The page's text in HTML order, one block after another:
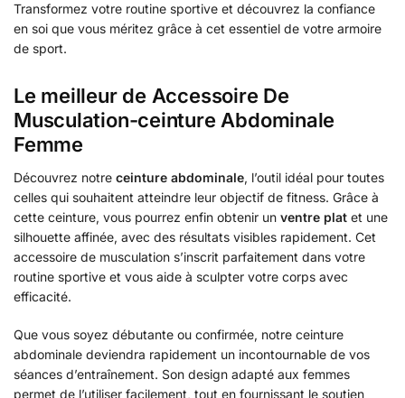
Transformez votre routine sportive et découvrez la confiance
en soi que vous méritez grâce à cet essentiel de votre armoire
de sport.
Le meilleur de Accessoire De
Musculation-ceinture Abdominale
Femme
Découvrez notre ceinture abdominale, l’outil idéal pour toutes
celles qui souhaitent atteindre leur objectif de fitness. Grâce à
cette ceinture, vous pourrez enfin obtenir un ventre plat et une
silhouette affinée, avec des résultats visibles rapidement. Cet
accessoire de musculation s’inscrit parfaitement dans votre
routine sportive et vous aide à sculpter votre corps avec
efficacité.
Que vous soyez débutante ou confirmée, notre ceinture
abdominale deviendra rapidement un incontournable de vos
séances d’entraînement. Son design adapté aux femmes
permet de l’utiliser facilement, tout en fournissant le soutien